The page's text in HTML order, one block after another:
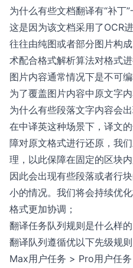
为什么有些文档翻译有“补丁
这是因为该文档采用了OCR
往往由纯图或者部分图片构
术配合格式解析算法对格式进
图片内容通常情况下是不可
为了覆盖图片内容中原文字内
为什么有些段落文字内容会
在中译英这种场景下，译文
障对原文格式进行还原，我
理，以此保障在固定的区块内
因此会出现有些段落或者行
小的情况。我们将会持续优
格式更加协调；
翻译任务队列规则是什么样的
翻译队列遵循优以下先级规则
Max用户任务 > Pro用户任